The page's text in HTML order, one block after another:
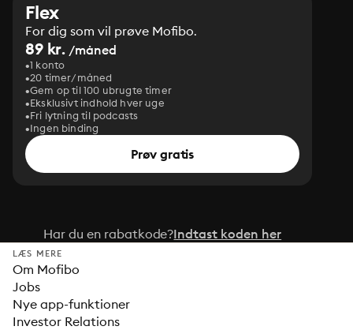
Flex
For dig som vil prøve Mofibo.
89 kr. /måned
1 konto
20 timer/måned
Gem op til 100 ubrugte timer
Eksklusivt indhold hver uge
Fri lytning til podcasts
Ingen binding
Prøv gratis
Har du en rabatkode?Indtast koden her
LÆS MERE
Om Mofibo
Jobs
Nye app-funktioner
Investor Relations